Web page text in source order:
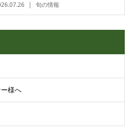
旬の情報
様へ